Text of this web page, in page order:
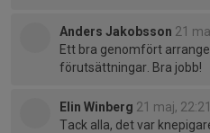
Anders Jakobsson 21
Ett bra genomfört
förutsättningar. Bra jobb!
Elin Winberg 21 maj, 22:21
Tack alla, det var